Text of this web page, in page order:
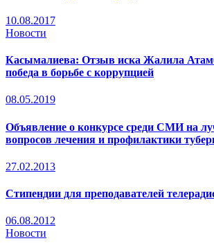
10.08.2017
Новости
Касымалиева: Отзыв иска Жалила
победа в борьбе с коррупцией
08.05.2019
Объявление о конкурсе среди СМИ на
вопросов лечения и профилактики
27.02.2013
Стипендии для преподавателей
06.08.2012
Новости